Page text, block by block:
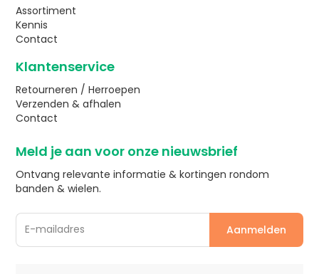
Assortiment
Kennis
Contact
Klantenservice
Retourneren / Herroepen
Verzenden & afhalen
Contact
Meld je aan voor onze nieuwsbrief
Ontvang relevante informatie & kortingen rondom
banden & wielen.